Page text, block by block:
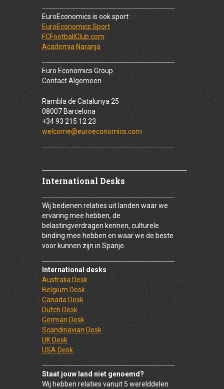
EuroEconomics is ook sport:
EuroEconomics Sport
FCFootballClub.com
Academia Naranja
Euro Economics Group
Contact Algemeen
Rambla de Catalunya 25
08007 Barcelona
+34 93 215 12 23
welcome@euroeconomics.com
International Desks
Wij bedienen relaties uit landen waar we
ervaring mee hebben, de
belastingverdragen kennen, culturele
binding mee hebben en waar we de beste
voor kunnen zijn in Spanje.
International desks
Australia Desk
Belgium Desk
Canada Desk
Dutch Desk
German Desk
Scandinavian Desk
UK Desk
USA Desk
Staat jouw land niet genoemd?
Wij hebben relaties vanuit 5 werelddelen